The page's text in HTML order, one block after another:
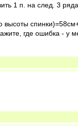
1 п. на след. 3
где ошибка - у